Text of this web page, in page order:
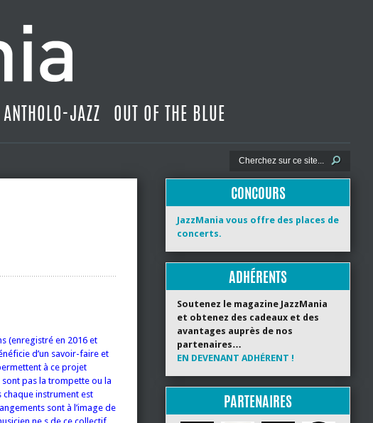
ANTHOLO-JAZZ OUT OF THE BLUE
(enregistré en 2016 et
d’un savoir-faire et
à ce projet
pas la trompette ou la
chaque instrument est
sont à l’image de
CONCOURS
JazzMania vous offre des places de
concerts.
ADHÉRENTS
Soutenez le magazine JazzMania
et obtenez des cadeaux et des
avantages auprès de nos
partenaires…
EN DEVENANT ADHÉRENT !
PARTENAIRES